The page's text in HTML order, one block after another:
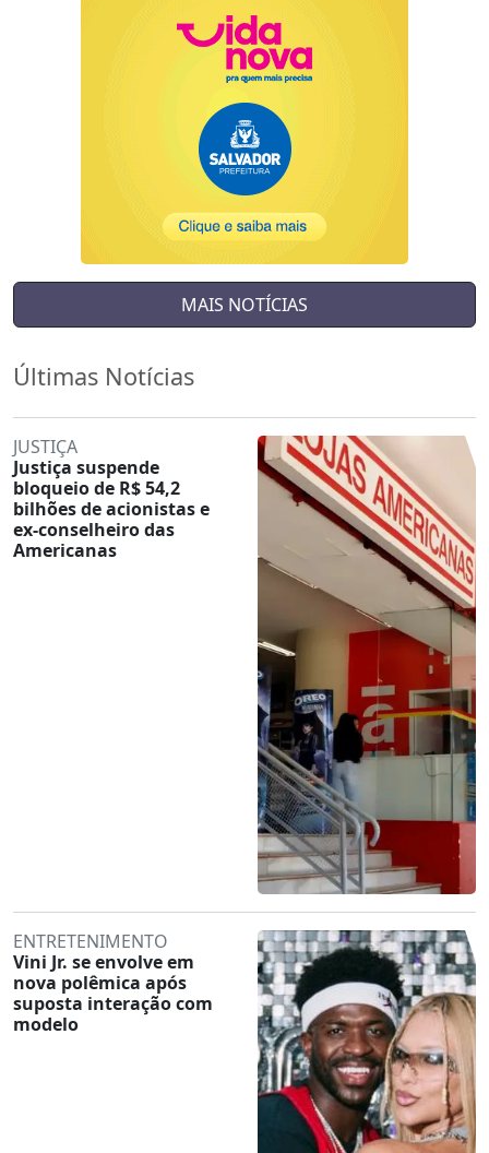
MAIS NOTÍCIAS
Últimas Notícias
JUSTIÇA
Justiça suspende
bloqueio de R$ 54,2
bilhões de acionistas e
ex-conselheiro das
Americanas
ENTRETENIMENTO
Vini Jr. se envolve em
nova polêmica após
suposta interação com
modelo